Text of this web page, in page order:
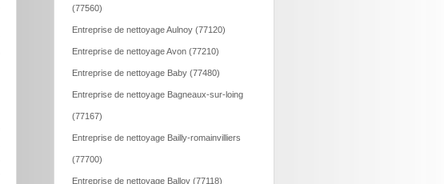
(77560)
Entreprise de nettoyage Aulnoy (77120)
Entreprise de nettoyage Avon (77210)
Entreprise de nettoyage Baby (77480)
Entreprise de nettoyage Bagneaux-sur-loing
(77167)
Entreprise de nettoyage Bailly-romainvilliers
(77700)
Entreprise de nettoyage Balloy (77118)